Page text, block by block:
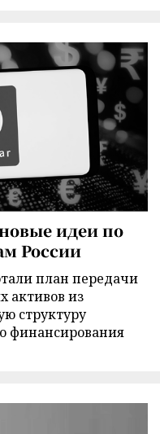
идеи по
России
план передачи
активов из
структуру
финансирования